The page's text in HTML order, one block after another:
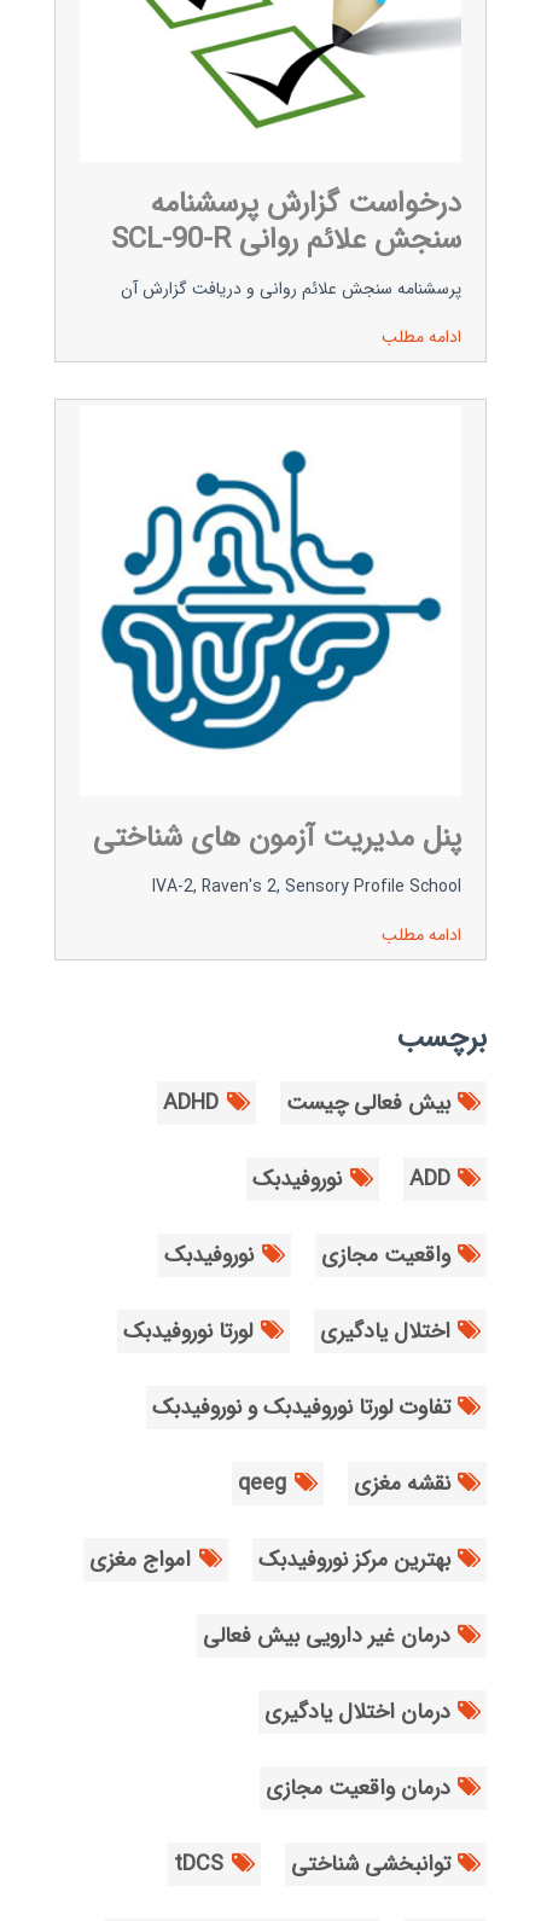
درخواست گزارش پرسشنامه
سنجش علائم روانی SCL-90-R
پرسشنامه سنجش علائم روانی و دریافت گزارش آن
ادامه مطلب
پنل مدیریت آزمون های شناختی
IVA-2, Raven's 2, Sensory Profile School
ادامه مطلب
برچسب
بیش فعالی چیست ADHD
ADD نوروفیدبک
واقعیت مجازی نوروفیدبک
اختلال یادگیری لورتا نوروفیدبک
تفاوت لورتا نوروفیدبک و نوروفیدبک
نقشه مغزی qeeg
بهترین مرکز نوروفیدبک امواج مغزی
درمان غیر دارویی بیش فعالی
درمان اختلال یادگیری
درمان واقعیت مجازی
توانبخشی شناختی tDCS